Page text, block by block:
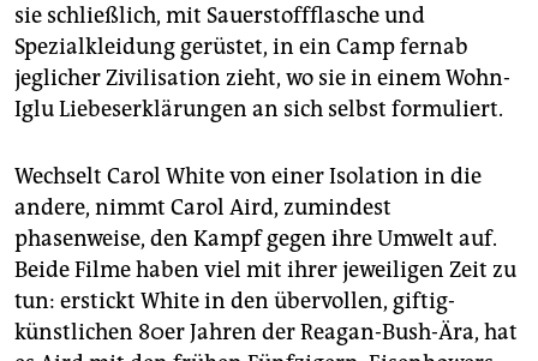
sie schließlich, mit Sauerstoffflasche und
Spezialkleidung gerüstet, in ein Camp fernab
jeglicher Zivilisation zieht, wo sie in einem Wohn-
Iglu Liebeserklärungen an sich selbst formuliert.
Wechselt Carol White von einer Isolation in die
andere, nimmt Carol Aird, zumindest
phasenweise, den Kampf gegen ihre Umwelt auf.
Beide Filme haben viel mit ihrer jeweiligen Zeit zu
tun: erstickt White in den übervollen, giftig-
künstlichen 80er Jahren der Reagan-Bush-Ära, hat